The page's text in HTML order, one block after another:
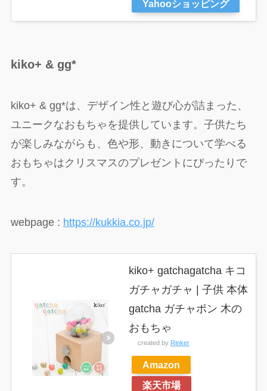
Yahooショッピング
kiko+ & gg*
kiko+ & gg*は、デザイン性と遊び心が詰まった、
ユニークなおもちゃを提供しています。子供たち
が楽しみながらも、色や形、動きについて学べる
おもちゃはクリスマスのプレゼントにぴったりで
す。
webpage : https://kukkia.co.jp/
kiko+ gatchagatcha キコ
ガチャガチャ | 子供 本体
gatcha ガチャポン 木の
おもちゃ
created by Rinker
Amazon
楽天市場